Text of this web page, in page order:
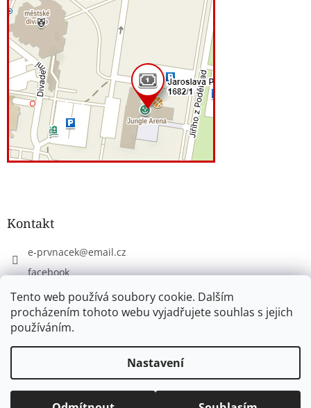
Tento web používá soubory cookie. Dalším
procházením tohoto webu vyjadřujete souhlas s jejich
používáním.
Nastavení
Kontakt
e-prvnacek@email.cz
facebook
eprvnacek
Copyright 2026www.e-prvnacek.cz. Všechna práva